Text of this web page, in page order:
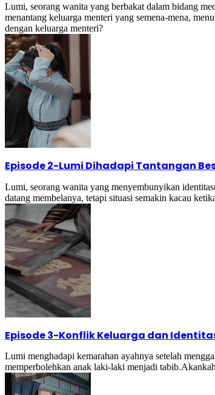
Lumi, seorang wanita yang berbakat dalam bidang
menantang keluarga menteri yang semena-mena,
dengan keluarga menteri?
Episode 2-Lumi Dihadapi Tantangan
Lumi, seorang wanita yang menyembunyikan
datang membelanya, tetapi situasi semakin kacau
Episode 3-Konflik Keluarga dan
Lumi menghadapi kemarahan ayahnya setelah
memperbolehkan anak laki-laki menjadi